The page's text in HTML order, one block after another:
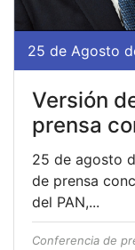
25 de Agosto
Versión
prensa
25 de agosto
de prensa
del PAN,...
Conferencia de